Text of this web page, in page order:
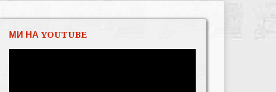
МИ НА YOUTUBE